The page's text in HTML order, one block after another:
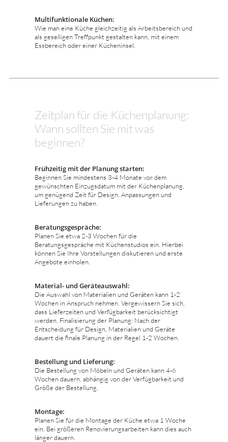
Multifunktionale Küchen:
Wie man eine Küche gleichzeitig als Arbeitsbereich und
als geselligen Treffpunkt gestalten kann, mit einem
Essbereich oder einer Kücheninsel.
Zeitplan für die Küchenplanung:
Wann sollten Sie mit was
beginnen?
Frühzeitig mit der Planung starten:
Beginnen Sie mindestens 3-4 Monate vor dem
gewünschten Einzugsdatum mit der Küchenplanung,
um genügend Zeit für Design, Anpassungen und
Lieferungen zu haben.
Beratungsgespräche:
Planen Sie etwa 2-3 Wochen für die
Beratungsgespräche mit Küchenstudios ein. Hierbei
können Sie Ihre Vorstellungen diskutieren und erste
Angebote einholen.
Material- und Geräteauswahl:
Die Auswahl von Materialien und Geräten kann 1-2
Wochen in Anspruch nehmen. Vergewissern Sie sich,
dass Lieferzeiten und Verfügbarkeit berücksichtigt
werden. Finalisierung der Planung: Nach der
Entscheidung für Design, Materialien und Geräte
dauert die finale Planung in der Regel 1-2 Wochen.
Bestellung und Lieferung:
Die Bestellung von Möbeln und Geräten kann 4-6
Wochen dauern, abhängig von der Verfügbarkeit und
Größe der Bestellung.
Montage:
Planen Sie für die Montage der Küche etwa 1 Woche
ein. Bei größeren Renovierungsarbeiten kann dies auch
länger dauern.